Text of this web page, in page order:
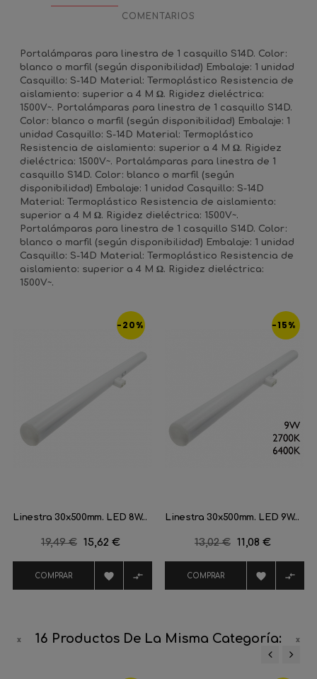
COMENTARIOS
Portalámparas para linestra de 1 casquillo S14D. Color:
blanco o marfil (según disponibilidad) Embalaje: 1 unidad
Casquillo: S-14D Material: Termoplástico Resistencia de
aislamiento: superior a 4 M Ω. Rigidez dieléctrica:
1500V~. Portalámparas para linestra de 1 casquillo S14D.
Color: blanco o marfil (según disponibilidad) Embalaje: 1
unidad Casquillo: S-14D Material: Termoplástico
Resistencia de aislamiento: superior a 4 M Ω. Rigidez
dieléctrica: 1500V~. Portalámparas para linestra de 1
casquillo S14D. Color: blanco o marfil (según
disponibilidad) Embalaje: 1 unidad Casquillo: S-14D
Material: Termoplástico Resistencia de aislamiento:
superior a 4 M Ω. Rigidez dieléctrica: 1500V~.
Portalámparas para linestra de 1 casquillo S14D. Color:
blanco o marfil (según disponibilidad) Embalaje: 1 unidad
Casquillo: S-14D Material: Termoplástico Resistencia de
aislamiento: superior a 4 M Ω. Rigidez dieléctrica:
1500V~.
-20%
Linestra 30x500mm. LED 8W...
Precio
19,49 € Precio
15,62 €
COMPRAR  
-15%
Linestra 30x500mm. LED 9W...
Precio
13,02 € Precio
11,08 €
COMPRAR  
16 Productos De La Misma Categoría: